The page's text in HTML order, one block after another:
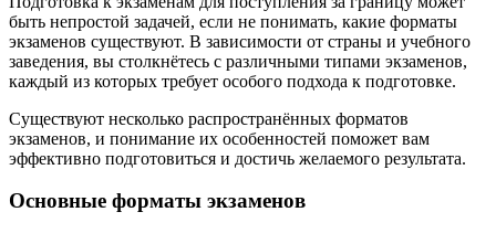
быть непростой задачей, если не понимать, какие форматы
экзаменов существуют. В зависимости от страны и учебного
заведения, вы столкнётесь с различными типами экзаменов,
каждый из которых требует особого подхода к подготовке.
Существуют несколько распространённых форматов
экзаменов, и понимание их особенностей поможет вам
эффективно подготовиться и достичь желаемого результата.
Основные форматы экзаменов